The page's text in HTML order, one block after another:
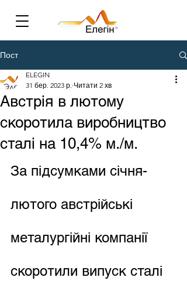
Пост
Австрія в лютому
скоротила виробництво
сталі на 10,4% м./м.
ELEGIN
31 бер. 2023 р. Читати 2 хв
За підсумками січня-
лютого австрійські
металургійні компанії
скоротили випуск сталі